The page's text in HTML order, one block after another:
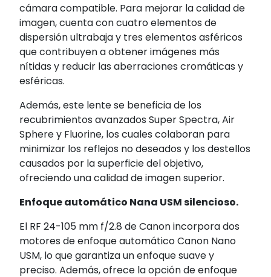
cámara compatible. Para mejorar la calidad de
imagen, cuenta con cuatro elementos de
dispersión ultrabaja y tres elementos asféricos
que contribuyen a obtener imágenes más
nítidas y reducir las aberraciones cromáticas y
esféricas.
Además, este lente se beneficia de los
recubrimientos avanzados Super Spectra, Air
Sphere y Fluorine, los cuales colaboran para
minimizar los reflejos no deseados y los destellos
causados por la superficie del objetivo,
ofreciendo una calidad de imagen superior.
Enfoque automático Nana USM silencioso.
El RF 24-105 mm f/2.8 de Canon incorpora dos
motores de enfoque automático Canon Nano
USM, lo que garantiza un enfoque suave y
preciso. Además, ofrece la opción de enfoque